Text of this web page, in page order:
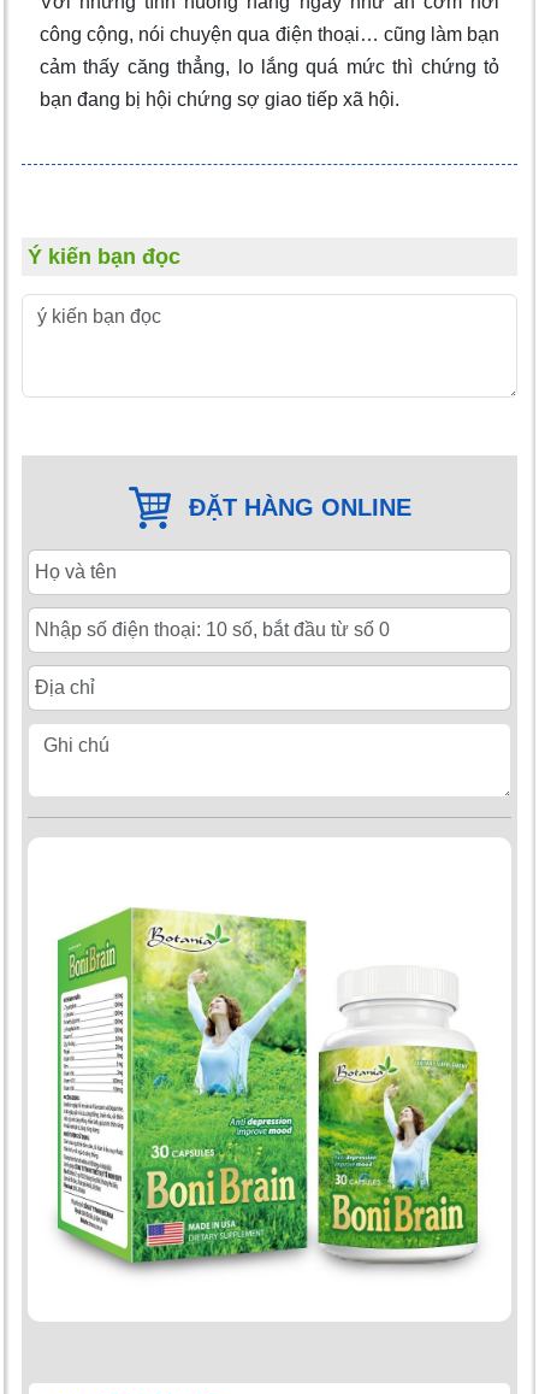
công cộng, nói chuyện qua điện thoại… cũng làm bạn
cảm thấy căng thẳng, lo lắng quá mức thì chứng tỏ
bạn đang bị hội chứng sợ giao tiếp xã hội.
Ý kiến bạn đọc
ĐẶT HÀNG ONLINE